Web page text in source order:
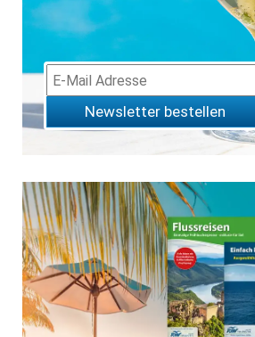
Newsletter bestellen